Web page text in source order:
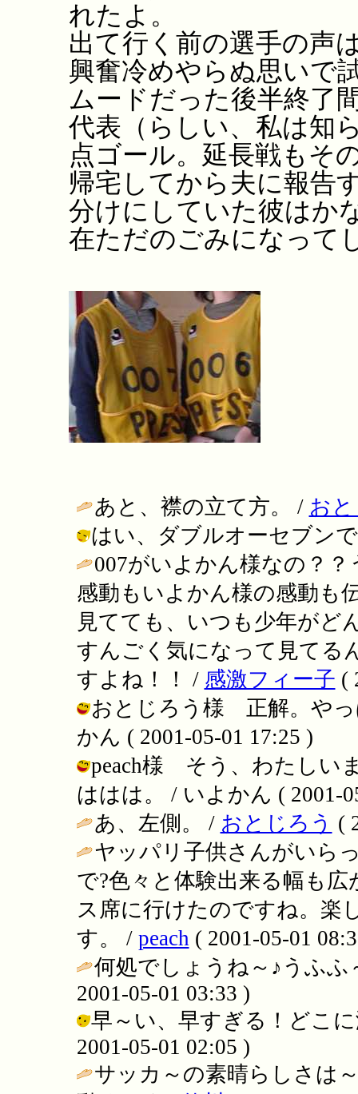
れたよ。
出て行く前の選手の声
興奮冷めやらぬ思いで
ムードだった後半終了
代表（らしい、私は知
点ゴール。延長戦もそ
帰宅してから夫に報告
分けにしていた彼はか
在ただのごみになって
あと、襟の立て方。 / お
はい、ダブルオーセブン
007がいよかん様なの？
感動もいよかん様の感動も
見てても、いつも少年がど
すんごく気になって見てる
すよね！！ / 感激フィー子 (
おとじろう様 正解。やっ
かん ( 2001-05-01 17:25 )
peach様 そう、わたしい
ははは。 / いよかん ( 2001-
あ、左側。 / おとじろう (
ヤッパリ子供さんがいら
で?色々と体験出来る幅も
ス席に行けたのですね。楽
す。 / peach ( 2001-05-01
何処でしょうね～♪うふふ
2001-05-01 03:33 )
早～い、早すぎる！どこ
2001-05-01 02:05 )
サッカ～の素晴らしさは